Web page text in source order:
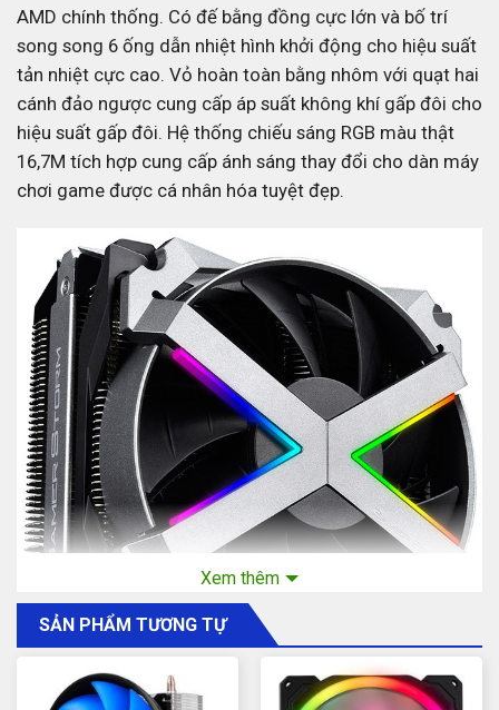
AMD chính thống. Có đế bằng đồng cực lớn và bố trí
song song 6 ống dẫn nhiệt hình khởi động cho hiệu suất
tản nhiệt cực cao. Vỏ hoàn toàn bằng nhôm với quạt hai
cánh đảo ngược cung cấp áp suất không khí gấp đôi cho
hiệu suất gấp đôi. Hệ thống chiếu sáng RGB màu thật
16,7M tích hợp cung cấp ánh sáng thay đổi cho dàn máy
chơi game được cá nhân hóa tuyệt đẹp.
Xem thêm
SẢN PHẨM TƯƠNG TỰ